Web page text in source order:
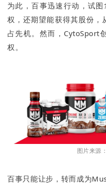
为此，百事迅速行动，试
权，还期望能获得其股份，
占先机。然而，CytoSport
权。
图片来源
百事只能让步，转而成为